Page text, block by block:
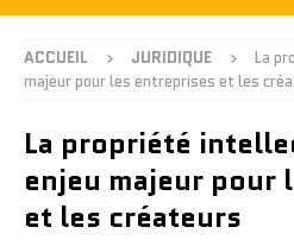
ACCUEIL JURIDIQUE
La
majeur pour les entreprises et les
La propriété
enjeu majeur pour
et les créateurs